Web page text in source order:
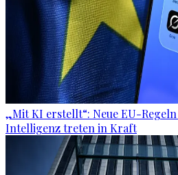
„Mit KI erstellt“: Neue EU-
Intelligenz treten in Kraft